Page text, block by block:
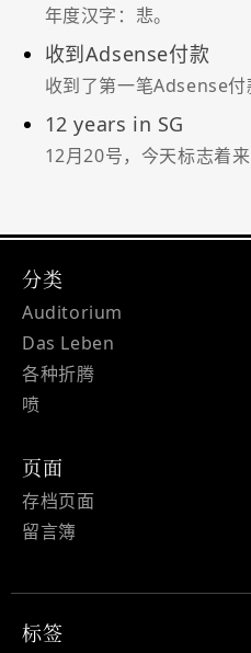
年度汉字：悲。
收到Adsense付款
收到了第一笔Adsense
12 years in SG
12月20号，今天标志着
分类
Auditorium
Das Leben
各种折腾
喷
页面
存档页面
留言簿
标签